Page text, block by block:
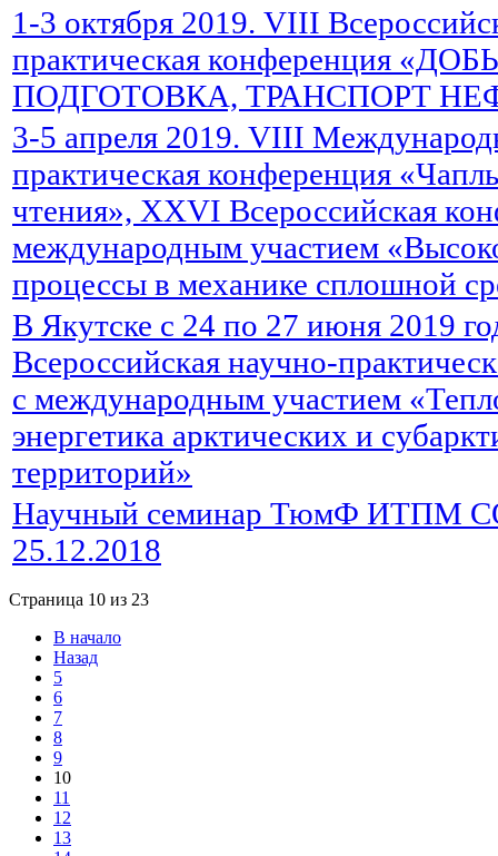
1-3 октября 2019. VIII
практическая конференция
ПОДГОТОВКА, ТРАНСПОРТ
3-5 апреля 2019. VIII
практическая конференция
чтения», XXVI Всероссийская
международным участием
процессы в механике сплошной
В Якутске с 24 по 27 июня 2019
Всероссийская научно-
с международным участием
энергетика арктических и
территорий»
Научный семинар ТюмФ ИТПМ
25.12.2018
Страница 10 из 23
В начало
Назад
5
6
7
8
9
10
11
12
13